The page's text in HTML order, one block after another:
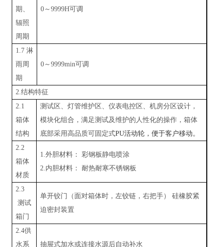
期、
辐照
周期
0～9999H可调
1.7 淋
雨周
期
0～9999min可调
2.结构特征
2.1
箱体
结构
测试区、灯管维护区、仪表电控区、机房分区设计，
模块化组合，满足测试及维护的人性化的操作，箱体
底部采用高品质可固定式PU活动轮，便于客户移动。
2.2
箱体
材质
1.外胆材料： 彩钢板静电喷涂
2.内胆材料： 耐热耐寒不锈钢板
2.3
测试
箱门
单开铰门（面对箱体时，左铰链，右把手）
硅橡胶紧
迫密封装置
2.4供
水系
抽屉式加水或连接水源后自动补水